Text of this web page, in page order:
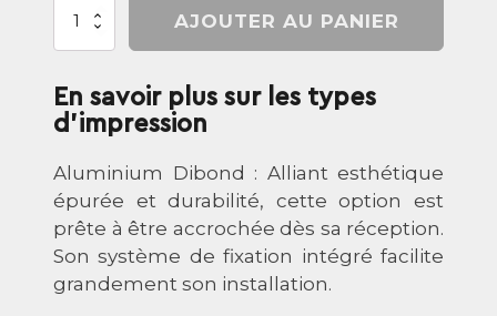
quantité
Paysage
Sunset
à
grande
AJOUTER AU PANIER
En savoir plus sur les types
d'impression
Aluminium Dibond : Alliant esthétique
épurée et durabilité, cette option est
prête à être accrochée dès sa réception.
Son système de fixation intégré facilite
grandement son installation.